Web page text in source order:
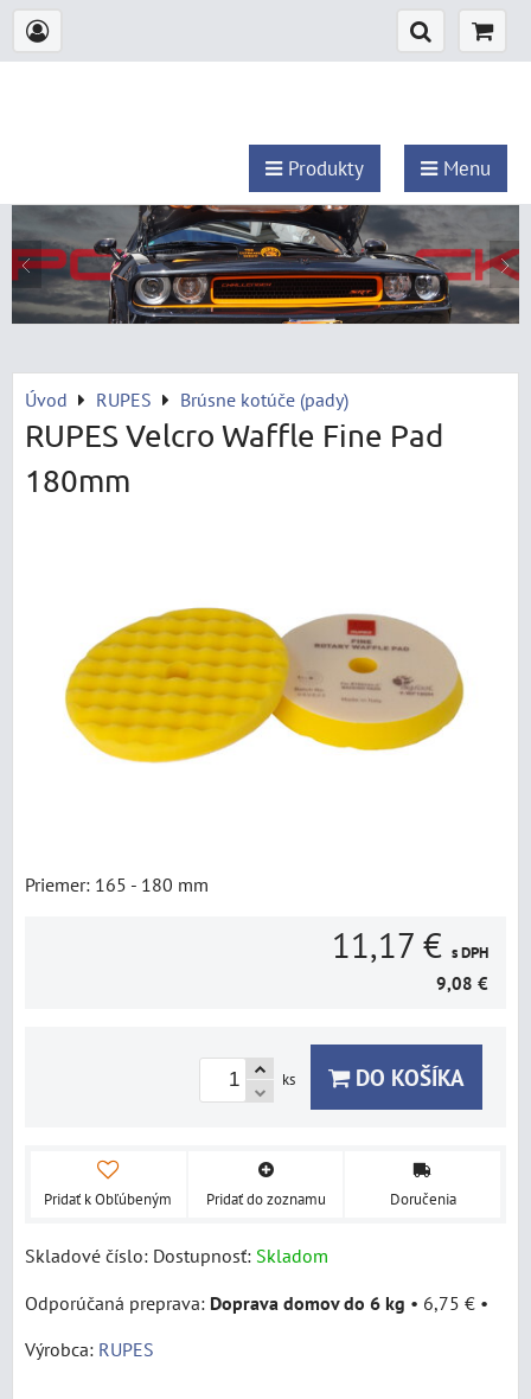
Produkty Menu
Úvod RUPES Brúsne kotúče (pady)
RUPES Velcro Waffle Fine Pad
180mm
Priemer: 165 - 180 mm
11,17 € s DPH
9,08 €
ks DO KOŠÍKA
Pridať k Obľúbeným Pridať do zoznamu Doručenia
Skladové číslo: Dostupnosť: Skladom
Doprava domov do 6 kg • 6,75 € •
Výrobca: RUPES